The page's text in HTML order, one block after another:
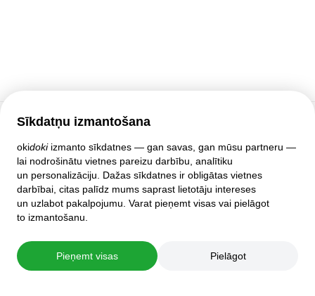
Sīkdatņu izmantošana
okidokiizmanto sīkdatnes — gan savas, gan mūsu partneru —
lai nodrošinātu vietnes pareizu darbību, analītiku
un personalizāciju. Dažas sīkdatnes ir obligātas vietnes
darbībai, citas palīdz mums saprast lietotāju intereses
un uzlabot pakalpojumu. Varat pieņemt visas vai pielāgot
to izmantošanu.
Pieņemt visas Pielāgot
Klientu atbalsts
Palīdzība
Politika un līgumi
Privātuma iestatījumi
Pilnā mājas lapas versija
© 2007–2026 oki